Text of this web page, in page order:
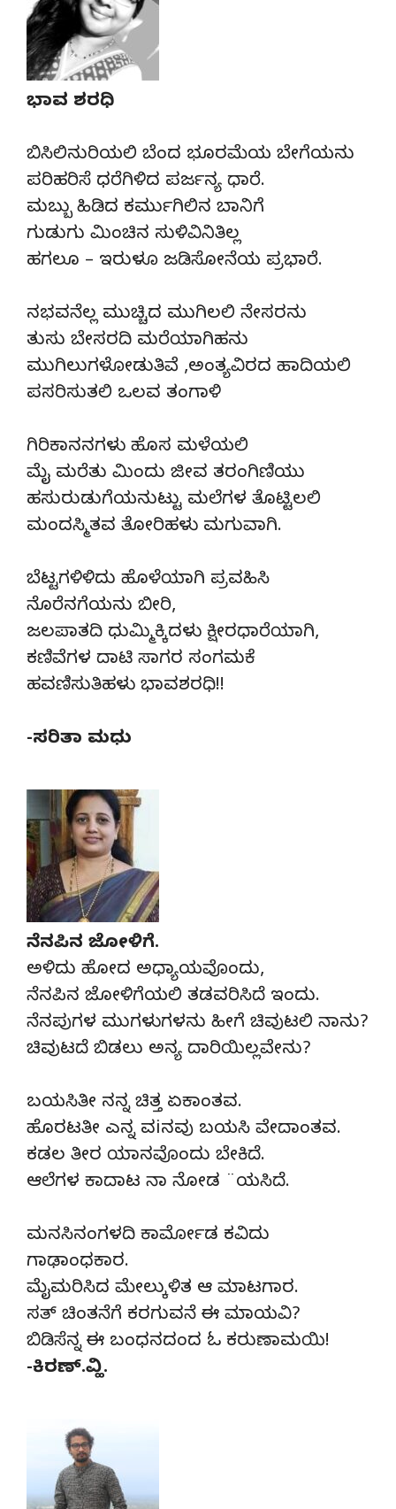
ಭಾವ ಶರಧಿ
ಬಿಸಿಲಿನುರಿಯಲಿ ಬೆಂದ ಭೂರಮೆಯ ಬೇಗೆಯನು
ಪರಿಹರಿಸೆ ಧರೆಗಿಳಿದ ಪರ್ಜನ್ಯ ಧಾರೆ.
ಮಬ್ಬು ಹಿಡಿದ ಕರ್ಮುಗಿಲಿನ ಬಾನಿಗೆ
ಗುಡುಗು ಮಿಂಚಿನ ಸುಳಿವಿನಿತಿಲ್ಲ
ಹಗಲೂ – ಇರುಳೂ ಜಡಿಸೋನೆಯ ಪ್ರಭಾರೆ.
ನಭವನೆಲ್ಲ ಮುಚ್ಚಿದ ಮುಗಿಲಲಿ ನೇಸರನು
ತುಸು ಬೇಸರದಿ ಮರೆಯಾಗಿಹನು
ಮುಗಿಲುಗಳೋಡುತಿವೆ ,ಅಂತ್ಯವಿರದ ಹಾದಿಯಲಿ
ಪಸರಿಸುತಲಿ ಒಲವ ತಂಗಾಳಿ
ಗಿರಿಕಾನನಗಳು ಹೊಸ ಮಳೆಯಲಿ
ಮೈ ಮರೆತು ಮಿಂದು ಜೀವ ತರಂಗಿಣಿಯು
ಹಸುರುಡುಗೆಯನುಟ್ಟು ಮಲೆಗಳ ತೊಟ್ಟಿಲಲಿ
ಮಂದಸ್ಮಿತವ ತೋರಿಹಳು ಮಗುವಾಗಿ.
ಬೆಟ್ಟಗಳಿಳಿದು ಹೊಳೆಯಾಗಿ ಪ್ರವಹಿಸಿ
ನೊರೆನಗೆಯನು ಬೀರಿ,
ಜಲಪಾತದಿ ಧುಮ್ಮಿಕ್ಕಿದಳು ಕ್ಷೀರಧಾರೆಯಾಗಿ,
ಕಣಿವೆಗಳ ದಾಟಿ ಸಾಗರ ಸಂಗಮಕೆ
ಹವಣಿಸುತಿಹಳು ಭಾವಶರಧಿ!!
-ಸರಿತಾ ಮಧು
ನೆನಪಿನ ಜೋಳಿಗೆ.
ಅಳಿದು ಹೋದ ಅಧ್ಯಾಯವೊಂದು,
ನೆನಪಿನ ಜೋಳಿಗೆಯಲಿ ತಡವರಿಸಿದೆ ಇಂದು.
ನೆನಪುಗಳ ಮುಗಳುಗಳನು ಹೀಗೆ ಚಿವುಟಲಿ ನಾನು?
ಚಿವುಟದೆ ಬಿಡಲು ಅನ್ಯ ದಾರಿಯಿಲ್ಲವೇನು?
ಬಯಸಿತೀ ನನ್ನ ಚಿತ್ತ ಏಕಾಂತವ.
ಹೊರಟತೀ ಎನ್ನ ವiನವು ಬಯಸಿ ವೇದಾಂತವ.
ಕಡಲ ತೀರ ಯಾನವೊಂದು ಬೇಕಿದೆ.
ಆಲೆಗಳ ಕಾದಾಟ ನಾ ನೋಡ ¨ಯಸಿದೆ.
ಮನಸಿನಂಗಳದಿ ಕಾರ್ಮೋಡ ಕವಿದು
ಗಾಢಾಂಧಕಾರ.
ಮೈಮರಿಸಿದ ಮೇಲ್ಕುಳಿತ ಆ ಮಾಟಗಾರ.
ಸತ್ ಚಿಂತನೆಗೆ ಕರಗುವನೆ ಈ ಮಾಯವಿ?
ಬಿಡಿಸೆನ್ನ ಈ ಬಂಧನದಂದ ಓ ಕರುಣಾಮಯಿ!
-ಕಿರಣ್.ವ್ಹಿ.